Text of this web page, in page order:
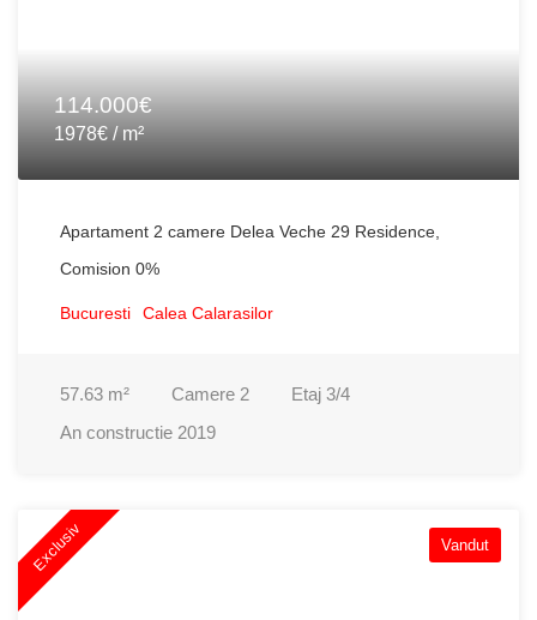
114.000€
1978€ / m²
Apartament 2 camere Delea Veche 29 Residence,
Comision 0%
Bucuresti Calea Calarasilor
57.63 m² Camere 2 Etaj 3/4
An constructie 2019
Exclusiv Vandut